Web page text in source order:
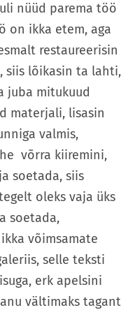
nüüd parema töö
on ikka etem, aga
restaureerisin
siis lõikasin ta lahti,
juba mitukuud
materjali, lisasin
valmis,
võrra kiiremini,
soetada, siis
oleks vaja üks
soetada,
võimsamate
selle teksti
erk apelsini
vältimaks tagant